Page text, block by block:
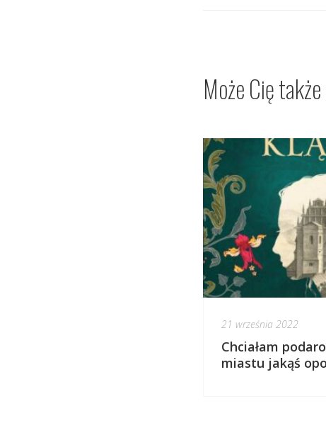
Może Cię
21 września 2022
Chciałam
miastu jakąś